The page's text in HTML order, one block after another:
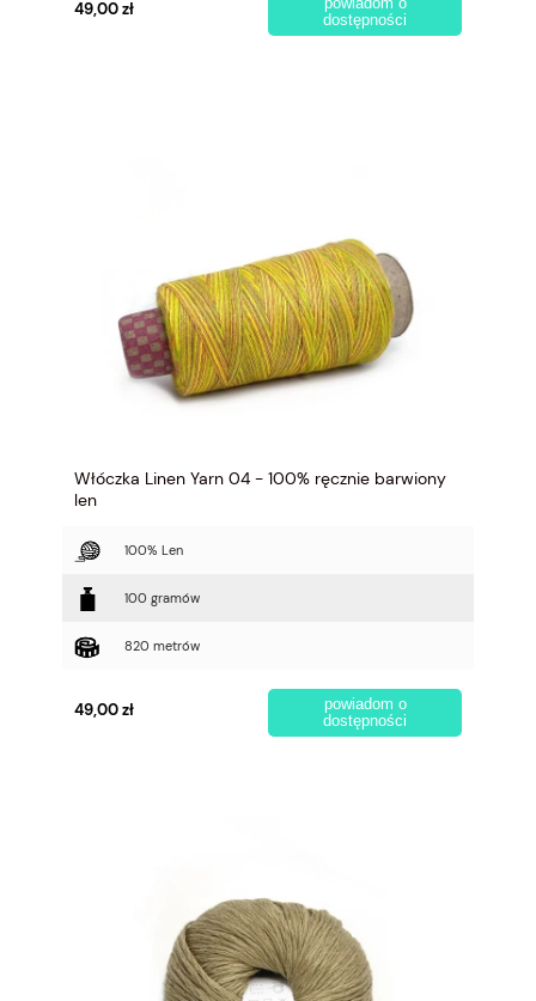
49,00 zł
dostępności
Włóczka Linen Yarn 04 - 100% ręcznie barwiony
len
100% Len
100 gramów
820 metrów
49,00 zł
powiadom o
dostępności